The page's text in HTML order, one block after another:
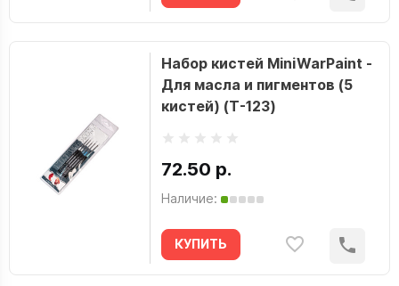
Набор кистей MiniWarPaint -
Для масла и пигментов (5
кистей) (T-123)
72.50 р.
Наличие:
КУПИТЬ